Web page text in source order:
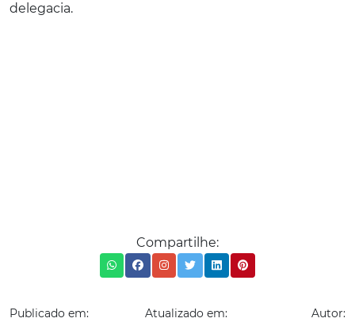
delegacia.
Compartilhe:
Publicado em: Atualizado em: Autor: